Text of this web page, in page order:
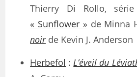
Thierry Di Rollo,
« Sunflower » de Minna
noirde Kevin J. Anderson
Herbefol :L’éveil du